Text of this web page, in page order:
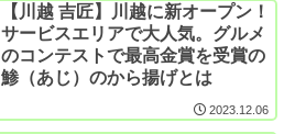
【川越 吉匠】川越に新オープン！
サービスエリアで大人気。グルメ
のコンテストで最高金賞を受賞の
鯵（あじ）のから揚げとは
2023.12.06